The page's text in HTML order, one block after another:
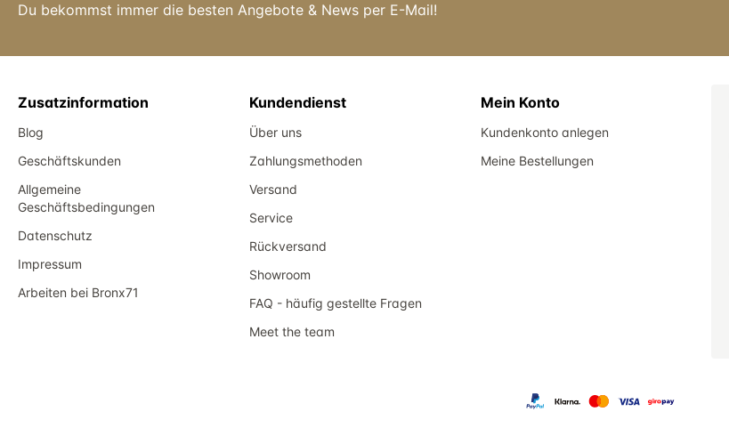
Du bekommst immer die besten Angebote & News per E-Mail!
Zusatzinformation
Blog
Geschäftskunden
Allgemeine
Geschäftsbedingungen
Datenschutz
Impressum
Arbeiten bei Bronx71
Kundendienst
Über uns
Zahlungsmethoden
Versand
Service
Rückversand
Showroom
FAQ - häufig gestellte Fragen
Meet the team
Mein Konto
Kundenkonto anlegen
Meine Bestellungen